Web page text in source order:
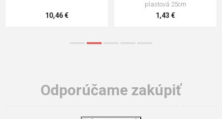
5,21 € 0,79 €
Odporúčame zakúpiť